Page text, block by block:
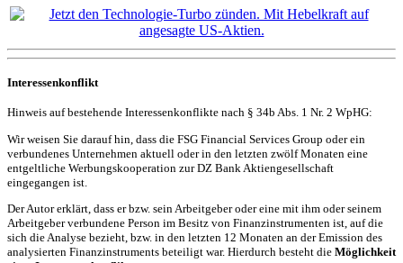
Interessenkonflikt
Hinweis auf bestehende Interessenkonflikte nach § 34b Abs. 1 Nr. 2 WpHG:
Wir weisen Sie darauf hin, dass die FSG Financial Services Group oder ein
verbundenes Unternehmen aktuell oder in den letzten zwölf Monaten eine
entgeltliche Werbungskooperation zur DZ Bank Aktiengesellschaft
eingegangen ist.
Der Autor erklärt, dass er bzw. sein Arbeitgeber oder eine mit ihm oder seinem
Arbeitgeber verbundene Person im Besitz von Finanzinstrumenten ist, auf die
sich die Analyse bezieht, bzw. in den letzten 12 Monaten an der Emission des
analysierten Finanzinstruments beteiligt war. Hierdurch besteht die Möglichkeit